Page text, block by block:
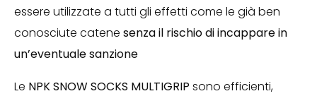
essere utilizzate a tutti gli effetti come le già ben
conosciute catene senza il rischio di incappare in
un’eventuale sanzione
Le NPK SNOW SOCKS MULTIGRIP sono efficienti,